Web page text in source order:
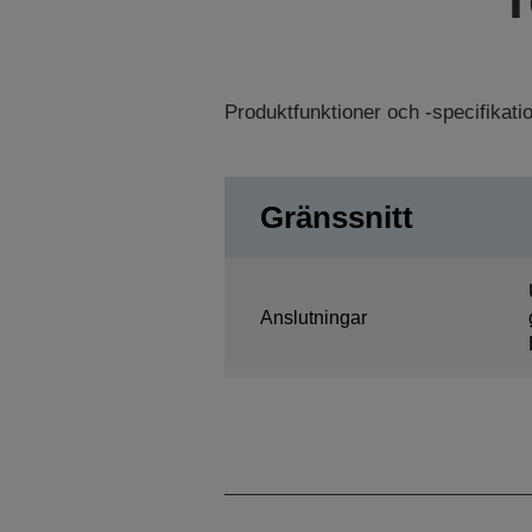
Produktfunktioner och -
Gränssnitt
Anslutningar